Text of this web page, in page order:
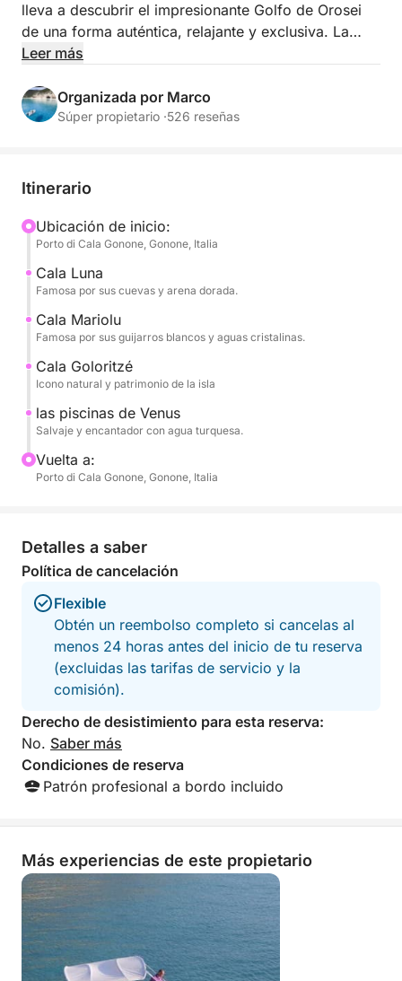
lleva a descubrir el impresionante Golfo de Orosei
de una forma auténtica, relajante y exclusiva. La
experiencia está diseñada para quienes desean
las playas y calas más emblemáticas de la zona.
experto con un profundo conocimiento de la zona.
excursión se organiza con un máximo de 12
personas a bordo, ofreciendo un ambiente íntimo y
alejado de las multitudes.
Durante el día, visitaremos algunas de las maravillas
del Golfo de Orosei: Cala Luna, famosa por sus
sus guijarros blancos y aguas cristalinas; Cala
espectaculares de Cerdeña; y las evocadoras
Piscine di Venere, con su mar turquesa.
La salida está programada para las 10:00 a. m. y el
hieleras para guardarlo.
Reserve su excursión ahora en Click&Boat y disfrute
del Golfo de Orosei desde una perspectiva única.
Leer más
Organizada por Marco
Súper propietario ·526 reseñas
Itinerario
Ubicación de inicio:
Porto di Cala Gonone, Gonone, Italia
Cala Luna
Famosa por sus cuevas y arena dorada.
Cala Mariolu
Famosa por sus guijarros blancos y aguas cristalinas.
Cala Goloritzé
Icono natural y patrimonio de la isla
las piscinas de Venus
Salvaje y encantador con agua turquesa.
Vuelta a:
Porto di Cala Gonone, Gonone, Italia
Detalles a saber
Política de cancelación
Flexible
Obtén un reembolso completo si cancelas al
menos 24 horas antes del inicio de tu reserva
(excluidas las tarifas de servicio y la
comisión).
Derecho de desistimiento para esta reserva:
No. Saber más
Condiciones de reserva
Patrón profesional a bordo incluido
Más experiencias de este propietario